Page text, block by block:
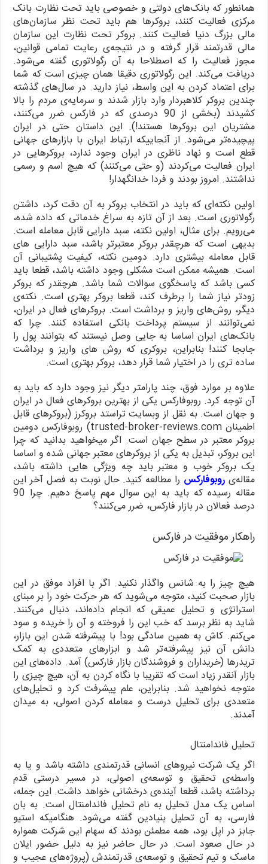
همانطور که بانک‌های دولتی و خصوصی باید تحت نظارت بانک
مرکزی فعالیت کنند، بروکرها هم باید تحت نظر سازمان‌های
مالی بزرگ دنیا فعالیت کنند. بروکر تحت نظارت این سازمان
مالی قدرتمند قرار گرفته و در نتیجه‌ی رعایت تمامی قوانین،
مجوز فعالیت را که اصطلاحا به آن رگولاتوری گفته می‌شود.
دریافت می‌کند. این رگولاتوری دقیقا همان چیزی است که شما
برای اعتماد کردن به این واسط، نیاز دارید. در سال‌های گذشته
چندین بروکر کلاهبردار وارد بازار شدند و سرمایه‌ی مردم را بالا
کشیدند (بخشی از 90 درصدی که در فارکس ضرر می‌کنند،
مشتریان این بروکرها هستند!). این داستان حتی در ایران
پیچیده‌تر می‌شود. از آنجاییکه ارتباط ایران با بازارهای جهانی
قطع است و نهاد ناظری در ایران وجود ندارد، بروکرهایی در
ایران فعالیت می‌کردند (و حتی می‌کنند) که هیچ اسم و رسمی
نداشتند. امروز بودند و فردا خدانگهدار!
اولین نکته‌ای که باید در انتخاب بروکر به آن دقت کرد، داشتن
رگولاتوری است. بعد از آن تازه به سراغ خدماتی که داده شده،
می‌رویم. برای مثال، اولین نکته، سبد دارایی قابل معامله است.
بدیهی است که هرچقدر بروکر معتبرتر باشد، سبد دارایی های
قابل معامله بیشتری دارد. دومین نکته، کیفیت پشتیبانی آن
است. همیشه ممکن است مشکلی وجود داشته باشد، قطعا باید
کسی باشد که پاسخگوی سوالات شما باشد. هرچقدر که بروکر
زودتر نیاز شما را برطرف کند، قطعا بروکر بهتری است. نکته‌ی
دیگر، روش‌های واریز و برداشت است. بروکرهای فعال در ایران،
نمی‌توانند از سیستم پرداخت بانکی استفاده کنند. چرا که
بانک‌های ایران اساسا به جایی وصل نیستند که بتوانند پول را
جابجا کنند! بنابراین، بروکری که روش های واریز و برداشت
ساده تری را در اختیار شما قرار دهد، بروکر بهتری است.
علاوه بر موارد فوق، چند پارامتر دیگر نیز وجود دارد که باید به
آن توجه کرد. روبوفارکس یکی از بهترین بروکرهای فعال در ایران
و جهان است. به نقل از وبسایت تراستد بروکرز (بروکرهای قابل
اطمینان trusted-broker-reviews.com) روبوفارکس دومین
بروکر معتبر در سطح جهان است. اگر میخواهید بدانید که چرا
این بروکر، تبدیل به یکی از بروکرهای معتبر جهانی شده و اساسا
یک بروکر خوب و معتبر باید چه ویژگی هایی داشته باشد،
مقاله‌یروبوفارکس را مطالعه کنید. حال نوبت به فصل آخر این
مقاله رسیده که باید به این سوال مهم پاسخ دهیم. چرا 90
درصد فعالان در بازار فارکس، ضرر می‌کنند؟
راهکار موفقیت در فارکس
هیچ چیز را به شانس واگذار نکنید. اگر با افراد موفق در این
بازار صحبت کنید، متوجه می‌شوید که هر حرکت خود را بر مبنای
استراتژی و تحلیل عمیقی که انجام داده‌اند، دنبال می‌کنند.
شاید به نظر برسد که خب این را فروخته و آن را خریده و سود
می‌کنم. کاش به همین سادگی بود! با پیشرفته شدن این بازار،
دانش آن نیز پیشرفته‌تر شد و ابزارهای متعددی به کمک
تریدرها (خریداران و فروشندگان بازار فارکس) آمد. داده‌های این
بازار آنقدر زیاد است که تقریبا با نگاه کردن به آن، هیچ چیزی را
متوجه نخواهید شد. بنابراین، علم پیشرفت کرد و تحلیل‌های
متعددی برای تحلیل درست و معامله کردن اصولی، به میدان
آمدند.
تحلیل فاندامنتال
اگر یک شرکت نیروهای انسانی قدرتمندی داشته باشد و یا به
واسطه‌ی تحقیق و توسعه‌ی اصولی، در مسیر درستی قدم
برداشته باشد، قطعا آینده‌ی درخشانی خواهد داشت. این جمله،
اساس یک مدل تحلیل به نام تحلیل فاندامنتال است. به بان
فارسی، به آن تحلیل بنیادین گفته می‌شود. هنگامیکه استیو
جابز در اپل بود، همه مطمئن بودند که سهام این شرکت همواره
در حال صعود است. در حال حاضر نیز به دلیل حضور ایلان
ماسک و تیم تحقیق و توسعه‌ی قدرتمندش (پروژه‌های عجیب و